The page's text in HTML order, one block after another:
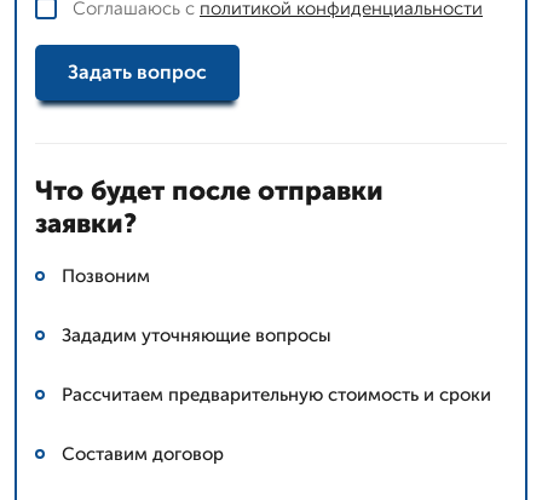
Соглашаюсь с политикой конфиденциальности
Задать вопрос
Что будет после отправки
заявки?
Позвоним
Зададим уточняющие вопросы
Рассчитаем предварительную стоимость и сроки
Составим договор